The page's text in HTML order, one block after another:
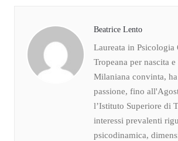
Beatrice Lento
Laureata in Psicologia
Tropeana per nascita
Milaniana convinta,
passione, fino
l’Istituto Superiore di
interessi prevalenti
psicodinamica,